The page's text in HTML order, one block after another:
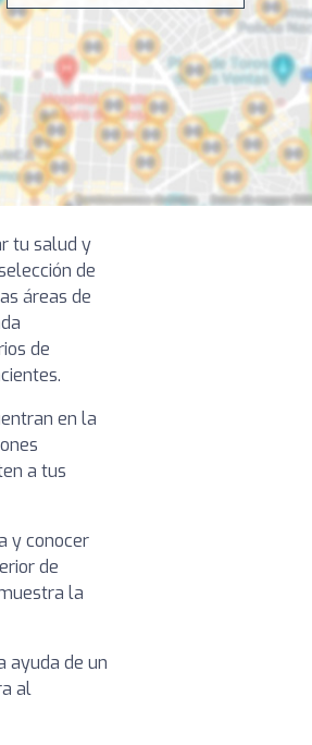
tu salud y
de
áreas de
de
en la
a tus
y conocer
de
la
ayuda de un
al